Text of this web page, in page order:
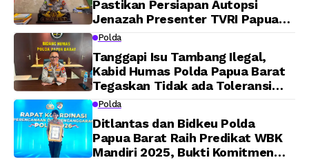
Pastikan Persiapan Autopsi
Jenazah Presenter TVRI Papua
Barat Yanto Idorway Telah
Dijadwalkan Kamis
Polda
Tanggapi Isu Tambang Ilegal,
Kabid Humas Polda Papua Barat
Tegaskan Tidak ada Toleransi
bagi Oknum Anggota
Polda
Ditlantas dan Bidkeu Polda
Papua Barat Raih Predikat WBK
Mandiri 2025, Bukti Komitmen